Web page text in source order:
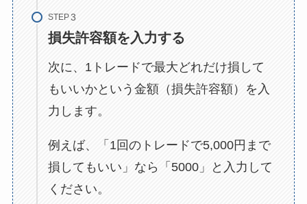
STEP
損失許容額を入力する
次に、1トレードで最大どれだけ損して
もいいかという金額（損失許容額）を入
力します。
例えば、「1回のトレードで5,000円まで
損してもいい」なら「5000」と入力して
ください。